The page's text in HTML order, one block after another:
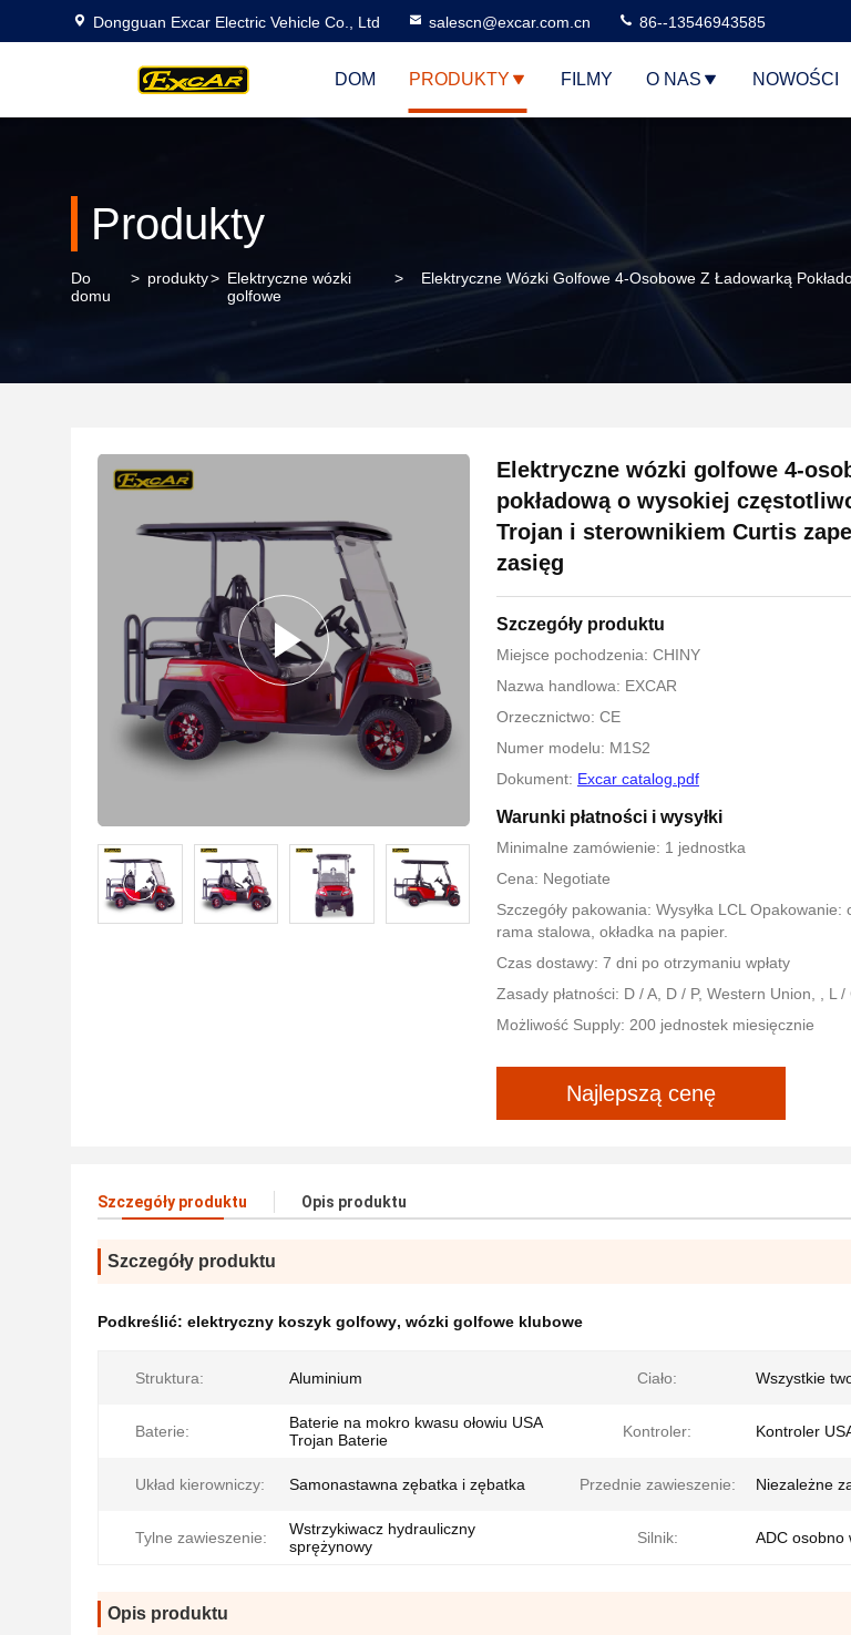
Dongguan Excar Electric Vehicle Co., Ltd salescn@excar.com.cn 86--13546943585
DOM PRODUKTY FILMY O NAS NOWOŚCI
Produkty
Do
domu
> produkty> Elektryczne wózki
golfowe
>
Elektryczne Wózki Golfowe 4-Osobowe Z Ładowarką
Elektryczne wózki golfowe 4-
pokładową o wysokiej
Trojan i sterownikiem Curtis
zasięg
Szczegóły produktu
Miejsce pochodzenia: CHINY
Nazwa handlowa: EXCAR
Orzecznictwo: CE
Numer modelu: M1S2
Dokument: Excar catalog.pdf
Warunki płatności i wysyłki
Minimalne zamówienie: 1 jednostka
Cena: Negotiate
Szczegóły pakowania: Wysyłka LCL
rama stalowa, okładka na papier.
Czas dostawy: 7 dni po otrzymaniu wpłaty
Zasady płatności: D / A, D / P, Western Union, , L
Możliwość Supply: 200 jednostek miesięcznie
Najlepszą cenę
Szczegóły produktu Opis produktu
Szczegóły produktu
Podkreślić: elektryczny koszyk golfowy, wózki golfowe klubowe
Struktura: Aluminium Ciało: Wszystkie
Baterie:
Baterie na mokro kwasu ołowiu USA
Trojan Baterie
Kontroler: Kontroler
Układ kierowniczy: Samonastawna zębatka i zębatka Przednie zawieszenie: Niezależne
Tylne zawieszenie:
Wstrzykiwacz hydrauliczny
sprężynowy
Silnik: ADC osobno
Opis produktu